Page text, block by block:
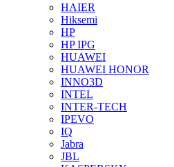
HAIER
Hiksemi
HP
HP IPG
HUAWEI
HUAWEI HONOR
INNO3D
INTEL
INTER-TECH
IPEVO
IQ
Jabra
JBL